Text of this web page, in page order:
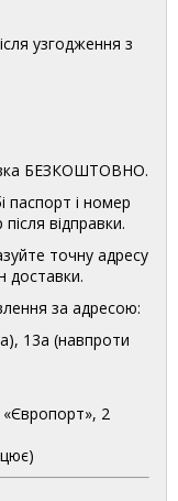
узгодження з
БЕЗКОШТОВНО.
паспорт і номер
відправки.
точну адресу
доставки.
за адресою:
13а (навпроти
2